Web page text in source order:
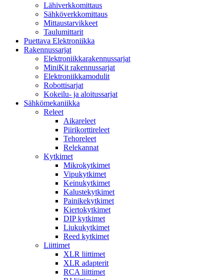
Lähiverkkomittaus
Sähköverkkomittaus
Mittaustarvikkeet
Taulumittarit
Puettava Elektroniikka
Rakennussarjat
Elektroniikkarakennussarjat
MiniKit rakennussarjat
Elektroniikkamodulit
Robottisarjat
Kokeilu- ja aloitussarjat
Sähkömekaniikka
Releet
Aikareleet
Piirikorttireleet
Tehoreleet
Relekannat
Kytkimet
Mikrokytkimet
Vipukytkimet
Keinukytkimet
Kalustekytkimet
Painikekytkimet
Kiertokytkimet
DIP kytkimet
Liukukytkimet
Reed kytkimet
Liittimet
XLR liittimet
XLR adapterit
RCA liittimet